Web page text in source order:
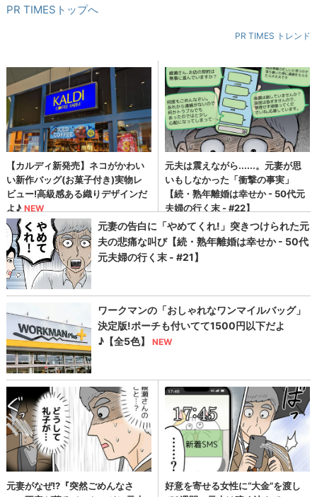
PR TIMESトップへ
PR TIMES トレンド